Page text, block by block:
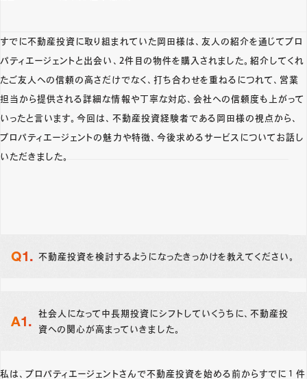
すでに不動産投資に取り組まれていた岡田様は、友人の紹介を通じてプロ
パティエージェントと出会い、2件目の物件を購入されました。紹介してくれ
たご友人への信頼の高さだけでなく、打ち合わせを重ねるにつれて、営業
担当から提供される詳細な情報や丁寧な対応、会社への信頼度も上がって
いったと言います。今回は、不動産投資経験者である岡田様の視点から、
プロパティエージェントの魅力や特徴、今後求めるサービスについてお話し
いただきました。
不動産投資を検討するようになったきっかけを教えてください。
社会人になって中長期投資にシフトしていくうちに、不動産投
資への関心が高まっていきました。
私は、プロパティエージェントさんで不動産投資を始める前からすでに１件